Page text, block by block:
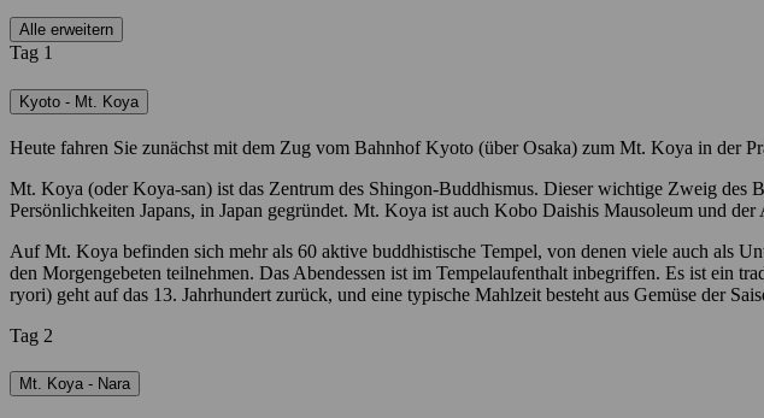
Alle erweitern
Tag 1
Kyoto - Mt. Koya
Heute fahren Sie zunächst mit dem Zug vom Bahnhof Kyoto (über Osaka) zum Mt. Koya in der
Mt. Koya (oder Koya-san) ist das Zentrum des Shingon-Buddhismus. Dieser wichtige Zweig
Persönlichkeiten Japans, in Japan gegründet. Mt. Koya ist auch Kobo Daishis Mausoleum und
Auf Mt. Koya befinden sich mehr als 60 aktive buddhistische Tempel, von denen viele auch als
den Morgengebeten teilnehmen. Das Abendessen ist im Tempelaufenthalt inbegriffen. Es ist ein
ryori) geht auf das 13. Jahrhundert zurück, und eine typische Mahlzeit besteht aus Gemüse der
Tag 2
Mt. Koya - Nara